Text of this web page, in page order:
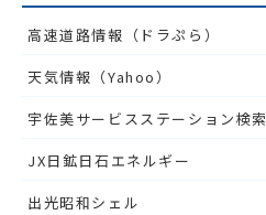
高速道路情報（ドラぷら）
天気情報（Yahoo）
宇佐美サービスステーション検索
JX日鉱日石エネルギー
出光昭和シェル